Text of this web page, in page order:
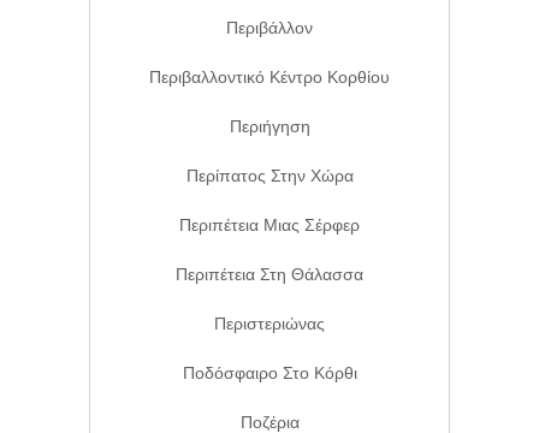
Περιβάλλον
Περιβαλλοντικό Κέντρο Κορθίου
Περιήγηση
Περίπατος Στην Χώρα
Περιπέτεια Μιας Σέρφερ
Περιπέτεια Στη Θάλασσα
Περιστεριώνας
Ποδόσφαιρο Στο Κόρθι
Ποζέρια